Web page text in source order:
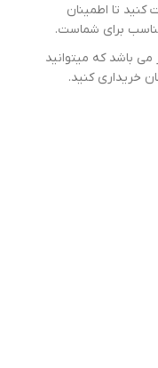
اطمینان
برای شماست.
که میتوانید
کنید.